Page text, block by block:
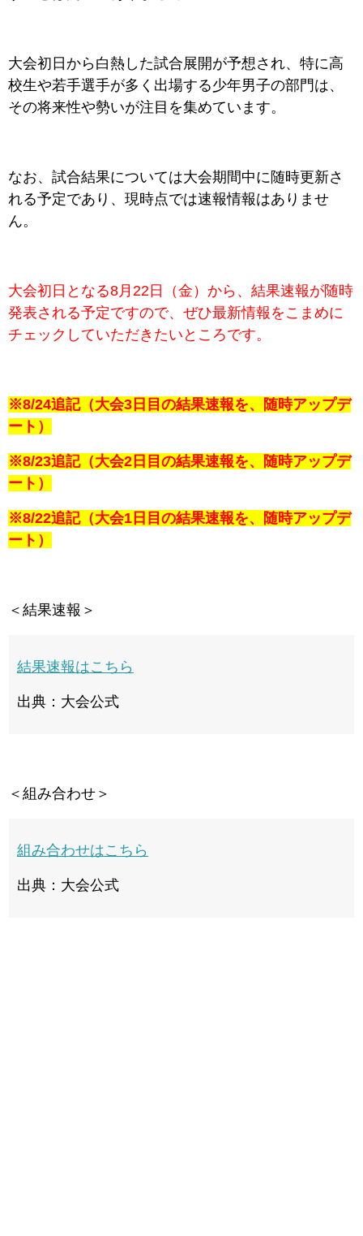
大会初日から白熱した試合展開が予想され、特に高
校生や若手選手が多く出場する少年男子の部門は、
その将来性や勢いが注目を集めています。
なお、試合結果については大会期間中に随時更新さ
れる予定であり、現時点では速報情報はありませ
ん。
大会初日となる8月22日（金）から、結果速報が随時
発表される予定ですので、ぜひ最新情報をこまめに
チェックしていただきたいところです。
※8/24追記（大会3日目の結果速報を、随時アップデ
ート）
※8/23追記（大会2日目の結果速報を、随時アップデ
ート）
※8/22追記（大会1日目の結果速報を、随時アップデ
ート）
＜結果速報＞
結果速報はこちら
出典：大会公式
＜組み合わせ＞
組み合わせはこちら
出典：大会公式